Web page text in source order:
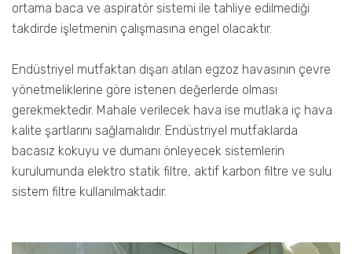
ortama baca ve aspiratör sistemi ile tahliye edilmediği
takdirde işletmenin çalışmasına engel olacaktır.
Endüstriyel mutfaktan dışarı atılan egzoz havasının çevre
yönetmeliklerine göre istenen değerlerde olması
gerekmektedir. Mahale verilecek hava ise mutlaka iç hava
kalite şartlarını sağlamalıdır. Endüstriyel mutfaklarda
bacasız kokuyu ve dumanı önleyecek sistemlerin
kurulumunda elektro statik filtre, aktif karbon filtre ve sulu
sistem filtre kullanılmaktadır.